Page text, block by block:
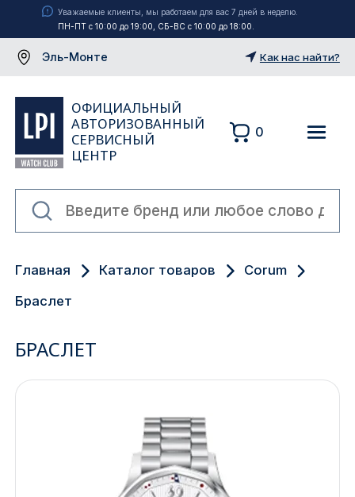
Уважаемые клиенты, мы работаем для вас 7 дней в неделю.
ПН-ПТ с 10:00 до 19:00, СБ-ВС с 10:00 до 18:00.
Эль-Монте
Екатеринбург
Новосибирск
Как нас найти?
ОФИЦИАЛЬНЫЙ
АВТОРИЗОВАННЫЙ
СЕРВИСНЫЙ
ЦЕНТР
0
Главная Каталог товаров
Corum
Браслет
БРАСЛЕТ